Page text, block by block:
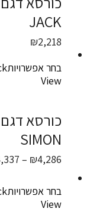
JACK
₪2,218
בחר אפשרויות
View
כורסא דגם
SIMON
₪4,286
–
בחר אפשרויות
View